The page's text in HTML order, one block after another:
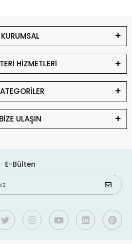
KURUMSAL
HİZMETLERİ
BİZE ULAŞIN
E-Bülten